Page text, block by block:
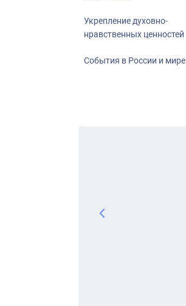
Укрепление духовно-
нравственных ценностей
События в России и мире